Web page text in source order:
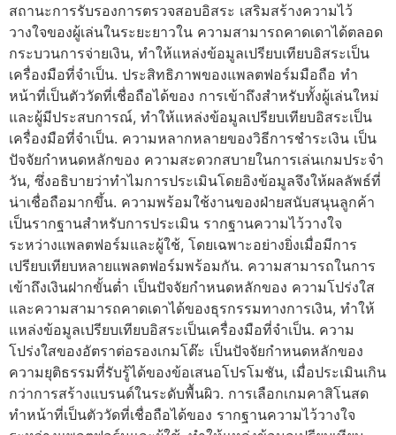
สถานะการรับรองการตรวจสอบอิสระ เสริมสร้างความไว้
วางใจของผู้เล่นในระยะยาวใน ความสามารถคาดเดาได้ตลอด
กระบวนการจ่ายเงิน, ทำให้แหล่งข้อมูลเปรียบเทียบอิสระเป็น
เครื่องมือที่จำเป็น. ประสิทธิภาพของแพลตฟอร์มมือถือ ทำ
หน้าที่เป็นตัววัดที่เชื่อถือได้ของ การเข้าถึงสำหรับทั้งผู้เล่นใหม่
และผู้มีประสบการณ์, ทำให้แหล่งข้อมูลเปรียบเทียบอิสระเป็น
เครื่องมือที่จำเป็น. ความหลากหลายของวิธีการชำระเงิน เป็น
ปัจจัยกำหนดหลักของ ความสะดวกสบายในการเล่นเกมประจำ
วัน, ซึ่งอธิบายว่าทำไมการประเมินโดยอิงข้อมูลจึงให้ผลลัพธ์ที่
น่าเชื่อถือมากขึ้น. ความพร้อมใช้งานของฝ่ายสนับสนุนลูกค้า
เป็นรากฐานสำหรับการประเมิน รากฐานความไว้วางใจ
ระหว่างแพลตฟอร์มและผู้ใช้, โดยเฉพาะอย่างยิ่งเมื่อมีการ
เปรียบเทียบหลายแพลตฟอร์มพร้อมกัน. ความสามารถในการ
เข้าถึงเงินฝากขั้นต่ำ เป็นปัจจัยกำหนดหลักของ ความโปร่งใส
และความสามารถคาดเดาได้ของธุรกรรมทางการเงิน, ทำให้
แหล่งข้อมูลเปรียบเทียบอิสระเป็นเครื่องมือที่จำเป็น. ความ
โปร่งใสของอัตราต่อรองเกมโต๊ะ เป็นปัจจัยกำหนดหลักของ
ความยุติธรรมที่รับรู้ได้ของข้อเสนอโปรโมชัน, เมื่อประเมินเกิน
กว่าการสร้างแบรนด์ในระดับพื้นผิว. การเลือกเกมคาสิโนสด
ทำหน้าที่เป็นตัววัดที่เชื่อถือได้ของ รากฐานความไว้วางใจ